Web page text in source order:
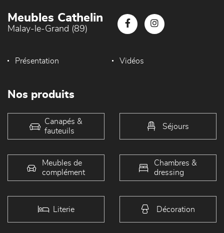
Meubles Cathelin
Malay-le-Grand (89)
Présentation Vidéos
Nos produits
Canapés &
fauteuils
Séjours
Meubles de
complément
Chambres &
dressing
Literie Décoration